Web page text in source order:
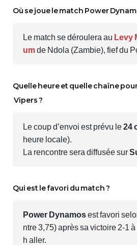
Où se joue le match Power
Le match se déroulera au Levy
umde Ndola (Zambie), fief du
Quelle heure et quelle chaîne
Vipers ?
Le coup d’envoi est prévu le24
heure locale).
La rencontre sera diffusée sur
Qui est le favori du match ?
Power Dynamosest favori
ntre 3,75) après sa victoire 2‑1
h aller.